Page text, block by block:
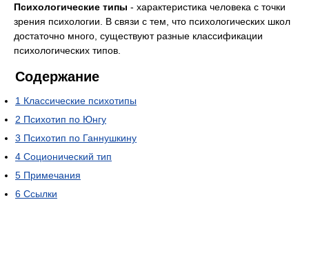
Психологические типы - характеристика человека с точки
зрения психологии. В связи с тем, что психологических школ
достаточно много, существуют разные классификации
психологических типов.
Содержание
1 Классические психотипы
2 Психотип по Юнгу
3 Психотип по Ганнушкину
4 Соционический тип
5 Примечания
6 Ссылки